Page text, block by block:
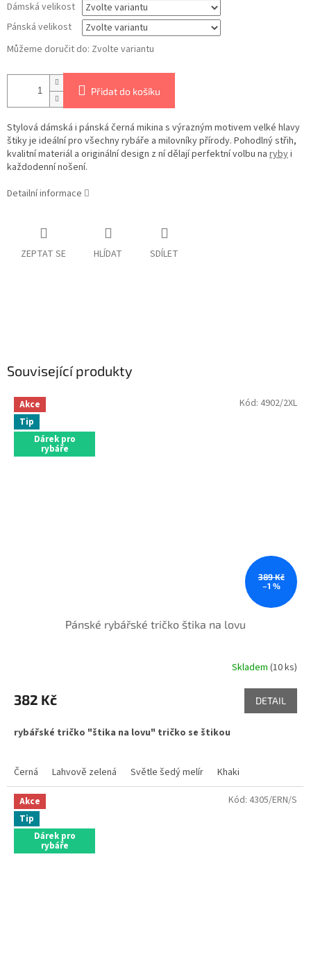
Dámská velikost
Pánská velikost
Můžeme doručit do: Zvolte variantu
Přidat do košíku
Stylová dámská i pánská černá mikina s výrazným motivem velké hlavy
štiky je ideální pro všechny rybáře a milovníky přírody. Pohodlný střih,
kvalitní materiál a originální design z ní dělají perfektní volbu na rybyi
každodenní nošení.
Detailní informace
ZEPTAT SE HLÍDAT SDÍLET
Související produkty
Akce
Tip
Dárek pro
rybáře
389 Kč
–1 %
Pánské rybářské tričko štika na lovu
produktu
je
z
Skladem(10 ks)
382 Kč DETAIL
rybářské tričko "štika na lovu" tričko se štikou
Černá Lahvově zelená Světle šedý melír Khaki
Kód: 4902/2XL
Akce
Tip
Dárek pro
rybáře
Kód: 4305/ERN/S